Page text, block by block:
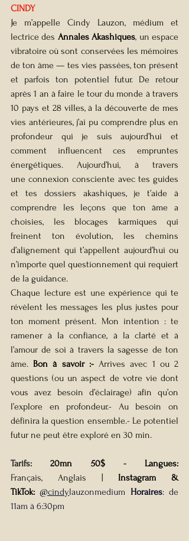
CINDY
Je m’appelle Cindy Lauzon, médium et
lectrice des Annales Akashiques, un espace
vibratoire où sont conservées les mémoires
de ton âme — tes vies passées, ton présent
et parfois ton potentiel futur. De retour
après 1 an à faire le tour du monde à travers
10 pays et 28 villes, à la découverte de mes
vies antérieures, j’ai pu comprendre plus en
profondeur qui je suis aujourd’hui et
comment influencent ces empruntes
énergétiques. Aujourd’hui, à travers
une connexion consciente avec tes guides
et tes dossiers akashiques, je t’aide à
comprendre les leçons que ton âme a
choisies, les blocages karmiques qui
freinent ton évolution, les chemins
d’alignement qui t’appellent aujourd’hui ou
n’importe quel questionnement qui requiert
de la guidance.
Chaque lecture est une expérience qui te
révèlent les messages les plus justes pour
ton moment présent. Mon intention : te
ramener à la confiance, à la clarté et à
l’amour de soi à travers la sagesse de ton
âme. Bon à savoir :- Arrives avec 1 ou 2
questions (ou un aspect de votre vie dont
vous avez besoin d’éclairage) afin qu’on
l’explore en profondeur.- Au besoin on
définira la question ensemble.- Le potentiel
futur ne peut être exploré en 30 min.
Tarifs: 20mn 50$ -
Français,
Anglais |
Instagram &
TikTok: @cindylauzonmedium Horaires: de
11am à 6:30pm